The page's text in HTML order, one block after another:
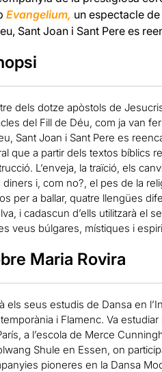
Evangelium, un espectacle
Sant Joan i Sant Pere es
dels dotze apòstols de
del Fill de Déu, com ja van
Sant Joan i Sant Pere es
que a partir dels textos bíblics
L’enveja, la traïció, els
diners i, com no?, el pes de la
per a ballar, quatre llengües
i cadascun d’ells utilitzarà el
veus búlgares, místiques i
Maria Rovira
els seus estudis de Dansa en
i Flamenc. Va
a l’escola de Merce
Shule en Essen, on
pioneres en la Dansa